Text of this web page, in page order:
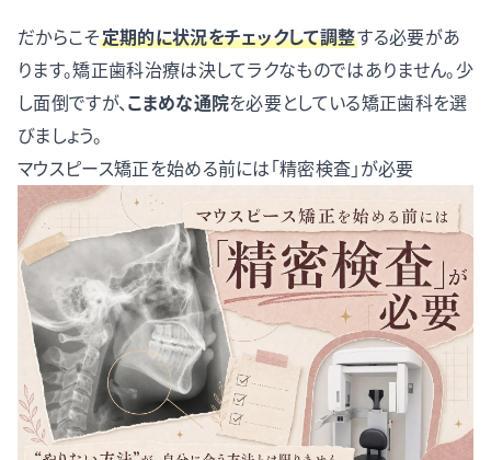
だからこそ定期的に状況をチェックして調整する必要があ
ります。矯正歯科治療は決してラクなものではありません。少
し面倒ですが、 こまめな通院を必要としている矯正歯科を選
びましょう。
マウスピース矯正を始める前には「精密検査」が必要